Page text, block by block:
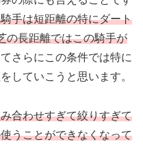
手は短距離の特にダート
の長距離ではこの騎手が
さらにこの条件では特に
していこうと思います。
合わせすぎて絞りすぎて
うことができなくなって